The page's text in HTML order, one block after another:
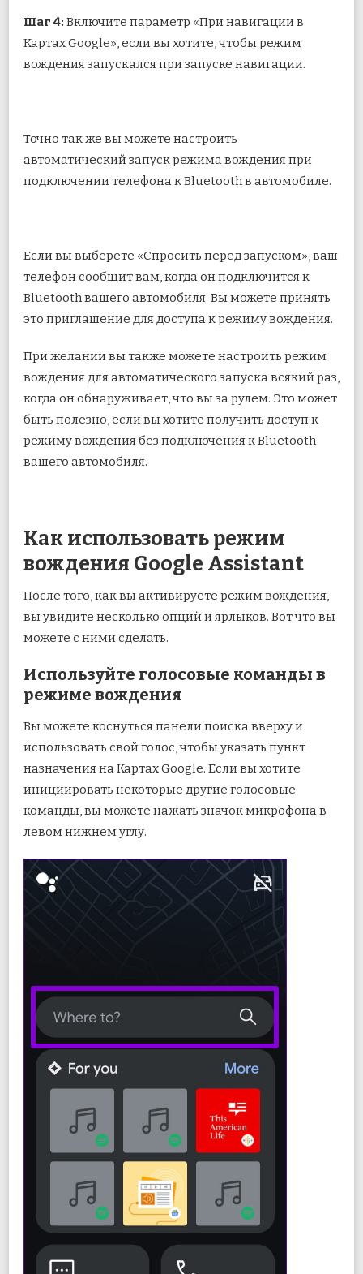
Шаг 4: Включите параметр «При навигации в
Картах Google», если вы хотите, чтобы режим
вождения запускался при запуске навигации.
Точно так же вы можете настроить
автоматический запуск режима вождения при
подключении телефона к Bluetooth в автомобиле.
Если вы выберете «Спросить перед запуском», ваш
телефон сообщит вам, когда он подключится к
Bluetooth вашего автомобиля. Вы можете принять
это приглашение для доступа к режиму вождения.
При желании вы также можете настроить режим
вождения для автоматического запуска всякий раз,
когда он обнаруживает, что вы за рулем. Это может
быть полезно, если вы хотите получить доступ к
режиму вождения без подключения к Bluetooth
вашего автомобиля.
Как использовать режим
вождения Google Assistant
После того, как вы активируете режим вождения,
вы увидите несколько опций и ярлыков. Вот что вы
можете с ними сделать.
Используйте голосовые команды в
режиме вождения
Вы можете коснуться панели поиска вверху и
использовать свой голос, чтобы указать пункт
назначения на Картах Google. Если вы хотите
инициировать некоторые другие голосовые
команды, вы можете нажать значок микрофона в
левом нижнем углу.